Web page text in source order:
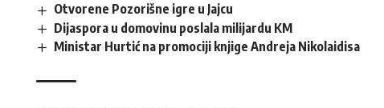
Otvorene Pozorišne igre u Jajcu
Dijaspora u domovinu poslala milijardu KM
Ministar Hurtić na promociji knjige Andreja Nikolaidisa